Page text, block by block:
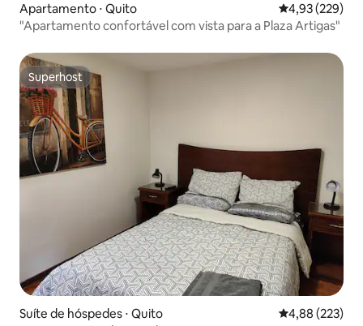
Apartamento ⋅ Quito 4,93 de uma
4,93 (229)
"Apartamento confortável com vista para a Plaza Artigas"
Superhost
Superhost
Suíte de hóspedes ⋅ Quito 4,88 de uma
4,88 (223)